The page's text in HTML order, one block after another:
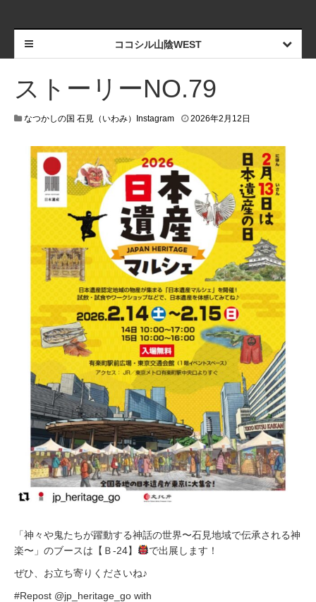
ココシル山陰WEST
ストーリーNO.79
なつかしの国 石見（いわみ）Instagram 2026年2月12日
「神々や鬼たちが躍動する神話の世界〜石見地域で伝承される神
楽〜」のブースは【Ｂ-24】
で出展します！
ぜひ、お立ち寄りくださいね♪
#Repost @jp_heritage_go with